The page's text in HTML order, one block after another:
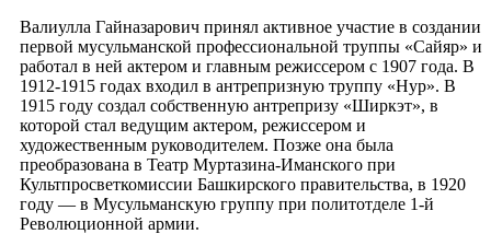
Валиулла Гайназарович принял активное участие в создании
первой мусульманской профессиональной труппы «Сайяр» и
работал в ней актером и главным режиссером с 1907 года. В
1912-1915 годах входил в антрепризную труппу «Нур». В
1915 году создал собственную антрепризу «Ширкэт», в
которой стал ведущим актером, режиссером и
художественным руководителем. Позже она была
преобразована в Театр Муртазина-Иманского при
Культпросветкомиссии Башкирского правительства, в 1920
году — в Мусульманскую группу при политотделе 1-й
Революционной армии.